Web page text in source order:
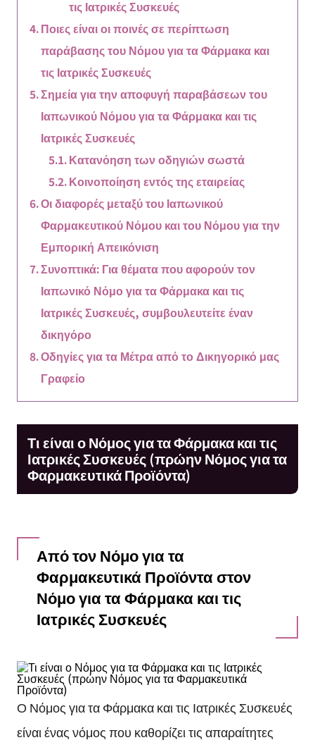
τις Ιατρικές Συσκευές
Ποιες είναι οι ποινές σε περίπτωση
παράβασης του Νόμου για τα Φάρμακα και
τις Ιατρικές Συσκευές
Σημεία για την αποφυγή παραβάσεων του
Ιαπωνικού Νόμου για τα Φάρμακα και τις
Ιατρικές Συσκευές
Κατανόηση των οδηγιών σωστά
Κοινοποίηση εντός της εταιρείας
Οι διαφορές μεταξύ του Ιαπωνικού
Φαρμακευτικού Νόμου και του Νόμου για την
Εμπορική Απεικόνιση
Συνοπτικά: Για θέματα που αφορούν τον
Ιαπωνικό Νόμο για τα Φάρμακα και τις
Ιατρικές Συσκευές, συμβουλευτείτε έναν
δικηγόρο
Οδηγίες για τα Μέτρα από το Δικηγορικό μας
Γραφείο
Τι είναι ο Νόμος για τα Φάρμακα και τις
Ιατρικές Συσκευές (πρώην Νόμος για τα
Φαρμακευτικά Προϊόντα)
Από τον Νόμο για τα
Φαρμακευτικά Προϊόντα στον
Νόμο για τα Φάρμακα και τις
Ιατρικές Συσκευές
Ο Νόμος για τα Φάρμακα και τις Ιατρικές Συσκευές
είναι ένας νόμος που καθορίζει τις απαραίτητες